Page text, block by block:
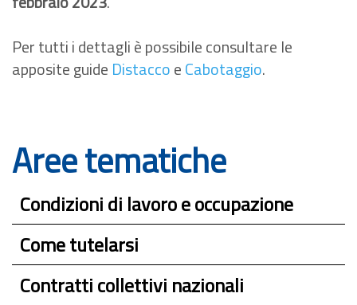
Per tutti i dettagli è possibile consultare le
apposite guide DistaccoeCabotaggio.
Aree tematiche
Condizioni di lavoro e occupazione
Come tutelarsi
Contratti collettivi nazionali